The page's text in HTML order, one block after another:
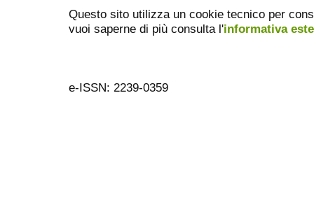
Questo sito utilizza un cookie tecnico per
vuoi saperne di più consulta l'informativa
e-ISSN: 2239-0359